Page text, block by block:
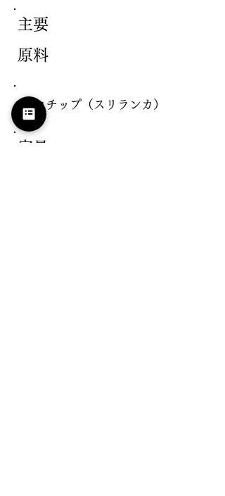
主要
原料
ココチップ（スリランカ）
容量